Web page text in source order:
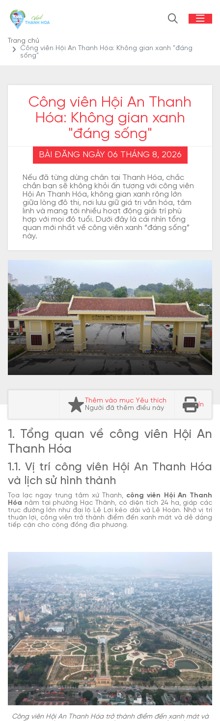
Trang chủ
Công viên Hội An Thanh Hóa: Không gian xanh "đáng
sống"
Công viên Hội An Thanh
Hóa: Không gian xanh
"đáng sống"
BÀI ĐĂNG NGÀY 06 THÁNG 8, 2026
Nếu đã từng dừng chân tại Thanh Hóa, chắc
chắn bạn sẽ không khỏi ấn tượng với công viên
Hội An Thanh Hóa, không gian xanh rộng lớn
giữa lòng đô thị, nơi lưu giữ giá trị văn hóa, tâm
linh và mang tới nhiều hoạt động giải trí phù
hợp với mọi độ tuổi. Dưới đây là cái nhìn tổng
quan mới nhất về công viên xanh “đáng sống”
này.
Thêm vào mục Yêu thích
Người đã thêm điều này
In
1. Tổng quan về công viên Hội An
Thanh Hóa
1.1. Vị trí công viên Hội An Thanh Hóa
và lịch sử hình thành
Tọa lạc ngay trung tâm xứ Thanh, công viên Hội An Thanh
Hóa nằm tại phường Hạc Thành, có diện tích 24 ha, giáp các
trục đường lớn như đại lộ Lê Lợi kéo dài và Lê Hoàn. Nhờ vị trí
thuận lợi, công viên trở thành điểm đến xanh mát và dễ dàng
tiếp cận cho cộng đồng địa phương.
Công viên Hội An Thanh Hóa trở thành điểm đến xanh mát và